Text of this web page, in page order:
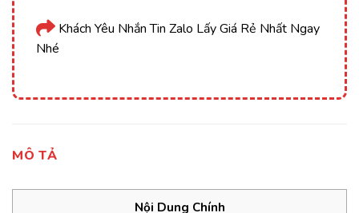
Khách Yêu Nhắn Tin Zalo Lấy Giá Rẻ Nhất Ngay
Nhé
MÔ TẢ
Nội Dung Chính